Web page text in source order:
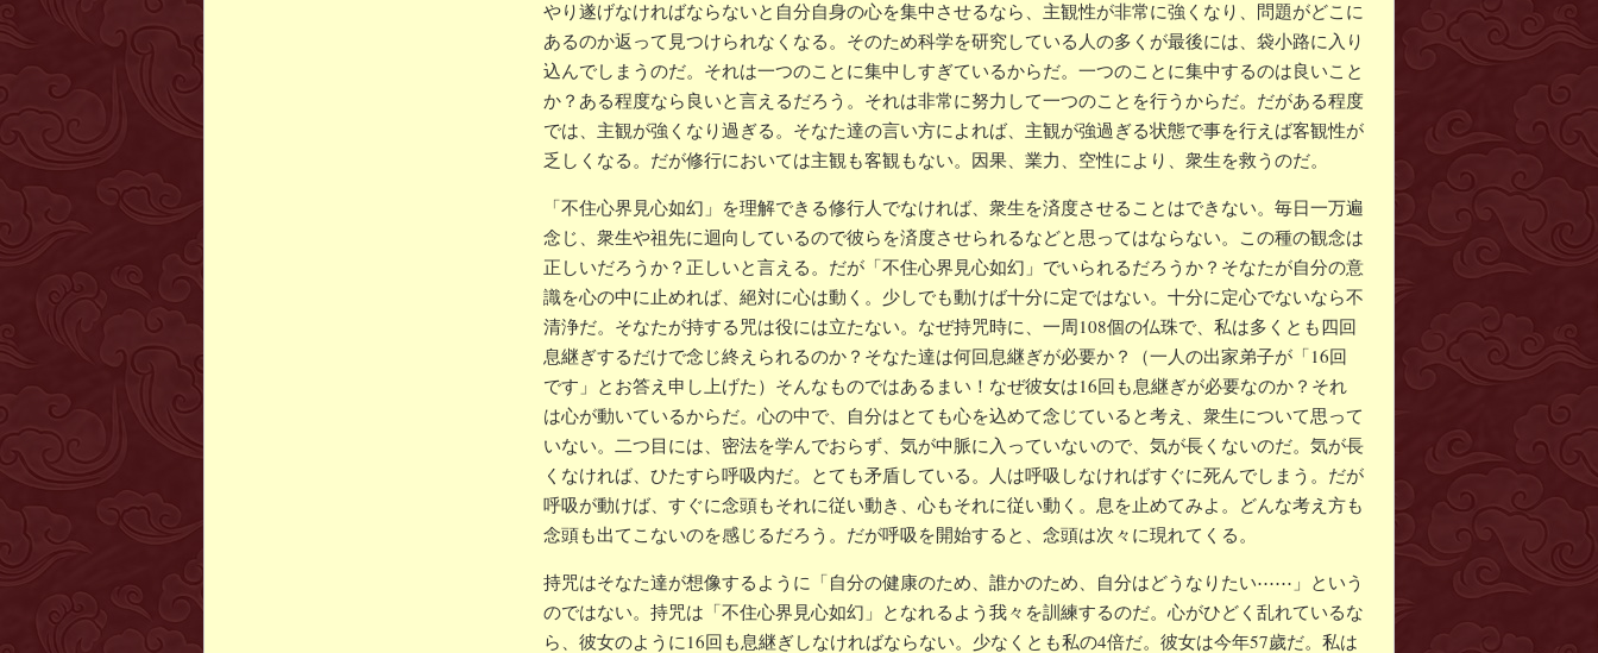
やり遂げなければならないと自分自身の心を集中させるなら、主観性が非常に強くなり、問題がどこに
あるのか返って見つけられなくなる。そのため科学を研究している人の多くが最後には、袋小路に入り
込んでしまうのだ。それは一つのことに集中しすぎているからだ。一つのことに集中するのは良いこと
か？ある程度なら良いと言えるだろう。それは非常に努力して一つのことを行うからだ。だがある程度
では、主観が強くなり過ぎる。そなた達の言い方によれば、主観が強過ぎる状態で事を行えば客観性が
乏しくなる。だが修行においては主観も客観もない。因果、業力、空性により、衆生を救うのだ。
「不住心界見心如幻」を理解できる修行人でなければ、衆生を済度させることはできない。毎日一万遍
念じ、衆生や祖先に迴向しているので彼らを済度させられるなどと思ってはならない。この種の観念は
正しいだろうか？正しいと言える。だが「不住心界見心如幻」でいられるだろうか？そなたが自分の意
識を心の中に止めれば、絕対に心は動く。少しでも動けば十分に定ではない。十分に定心でないなら不
清浄だ。そなたが持する咒は役には立たない。なぜ持咒時に、一周108個の仏珠で、私は多くとも四回
息継ぎするだけで念じ終えられるのか？そなた達は何回息継ぎが必要か？（一人の出家弟子が「16回
です」とお答え申し上げた）そんなものではあるまい！なぜ彼女は16回も息継ぎが必要なのか？それ
は心が動いているからだ。心の中で、自分はとても心を込めて念じていると考え、衆生について思って
いない。二つ目には、密法を学んでおらず、気が中脈に入っていないので、気が長くないのだ。気が長
くなければ、ひたすら呼吸内だ。とても矛盾している。人は呼吸しなければすぐに死んでしまう。だが
呼吸が動けば、すぐに念頭もそれに従い動き、心もそれに従い動く。息を止めてみよ。どんな考え方も
念頭も出てこないのを感じるだろう。だが呼吸を開始すると、念頭は次々に現れてくる。
持咒はそなた達が想像するように「自分の健康のため、誰かのため、自分はどうなりたい⋯⋯」という
のではない。持咒は「不住心界見心如幻」となれるよう我々を訓練するのだ。心がひどく乱れているな
ら、彼女のように16回も息継ぎしなければならない。少なくとも私の4倍だ。彼女は今年57歲だ。私は